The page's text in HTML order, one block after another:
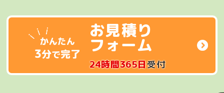
お見積り
フォーム
24時間365日受付